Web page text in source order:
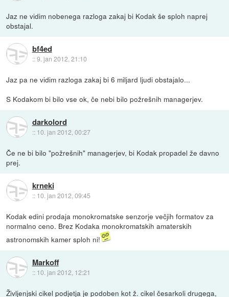
Jaz ne vidim nobenega razloga zakaj bi Kodak še sploh naprej
obstajal.
bf4ed
::9. jan 2012, 21:10
Jaz pa ne vidim razloga zakaj bi 6 miljard ljudi obstajalo...
S Kodakom bi bilo vse ok, če nebi bilo požrešnih managerjev.
darkolord
:: 10. jan 2012, 00:27
Če ne bi bilo "požrešnih" managerjev, bi Kodak propadel že davno
prej.
krneki
:: 10. jan 2012, 09:45
Kodak edini prodaja monokromatske senzorje večjih formatov za
normalno ceno. Brez Kodaka monokromatskih amaterskih
astronomskih kamer sploh ni!
Markoff
:: 10. jan 2012, 12:21
Življenjski cikel podjetja je podoben kot ž. cikel česarkoli drugega,